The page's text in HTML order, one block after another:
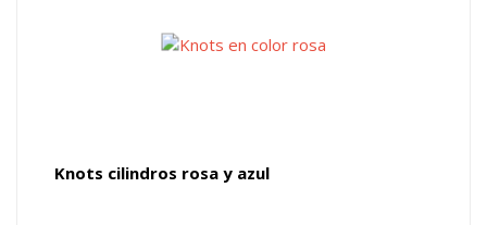
Knots cilindros rosa y azul